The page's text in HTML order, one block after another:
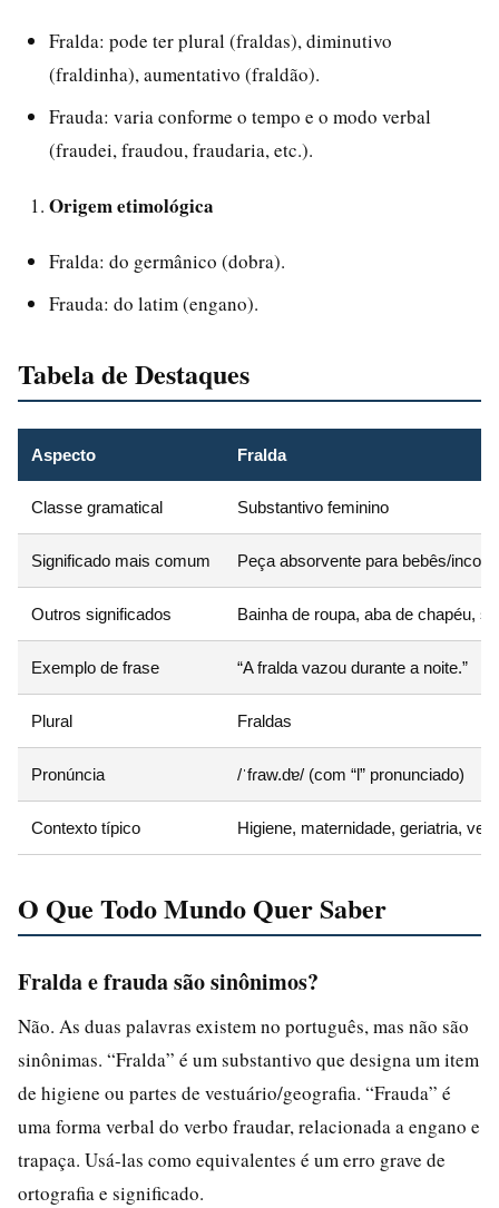
Fralda: pode ter plural (fraldas), diminutivo
(fraldinha), aumentativo (fraldão).
Frauda: varia conforme o tempo e o modo verbal
(fraudei, fraudou, fraudaria, etc.).
Origem etimológica
Fralda: do germânico (dobra).
Frauda: do latim (engano).
Tabela de Destaques
Aspecto Fralda
Classe gramatical Substantivo feminino
Significado mais comum Peça absorvente para bebês/
Outros significados Bainha de roupa, aba de chapéu,
Exemplo de frase “A fralda vazou durante a noite.”
Plural Fraldas
Pronúncia /ˈfɾaw.dɐ/ (com “l” pronunciado)
Contexto típico Higiene, maternidade, geriatria,
O Que Todo Mundo Quer Saber
Fralda e frauda são sinônimos?
Não. As duas palavras existem no português, mas não são
sinônimas. “Fralda” é um substantivo que designa um item
de higiene ou partes de vestuário/geografia. “Frauda” é
uma forma verbal do verbo fraudar, relacionada a engano e
trapaça. Usá-las como equivalentes é um erro grave de
ortografia e significado.